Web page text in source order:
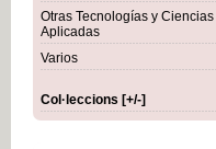
Otras Tecnologías y Ciencias
Aplicadas
Varios
Col·leccions [+/-]